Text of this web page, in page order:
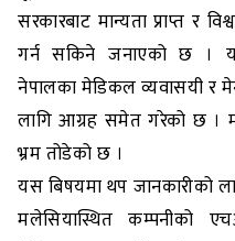
सरकारबाट मान्यता प्राप्त र
गर्न सकिने जनाएको छ ।
नेपालका मेडिकल व्यवासयी र
लागि आग्रह समेत गरेको छ ।
भ्रम तोडेको छ ।
यस बिषयमा थप जानकारीको
मलेसियास्थित कम्पनीको